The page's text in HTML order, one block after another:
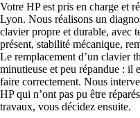
Votre HP est pris en charge et
Lyon. Nous réalisons un
clavier propre et durable, avec
présent, stabilité mécanique,
Le remplacement d’un clavier
minutieuse et peu répandue : il
faire correctement. Nous
HP qui n’ont pas pu être
travaux, vous décidez ensuite.